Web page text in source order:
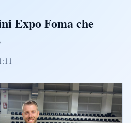
Expo Foma che